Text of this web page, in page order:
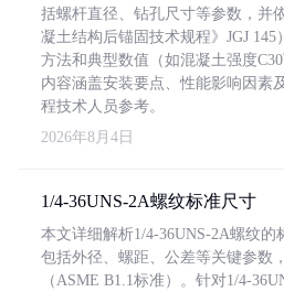
括螺杆直径、钻孔尺寸等参数，并
凝土结构后锚固技术规程》JGJ
方法和典型数值（如混凝土强度C30
内容涵盖安装要点、性能影响因素
程技术人员参考。
2026年8月4日
1/4-36UNS-2A螺纹标准尺寸
本文详细解析1/4-36UNS-2A螺纹的
包括外径、螺距、公差等关键参数
（ASME B1.1标准）。针对1/4-